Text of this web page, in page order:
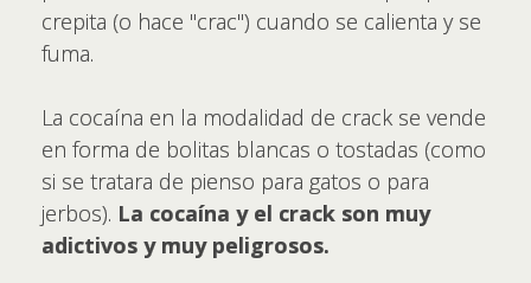
crepita (o hace "crac") cuando se calienta y se
fuma.
La cocaína en la modalidad de crack se vende
en forma de bolitas blancas o tostadas (como
si se tratara de pienso para gatos o para
jerbos). La cocaína y el crack son muy
adictivos y muy peligrosos.